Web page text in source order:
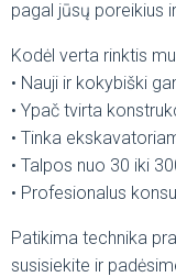
pagal jūsų poreikius
Kodėl verta rinktis
• Nauji ir kokybiški
• Ypač tvirta
• Tinka
• Talpos nuo 30 iki
• Profesionalus
Patikima technika
susisiekite ir